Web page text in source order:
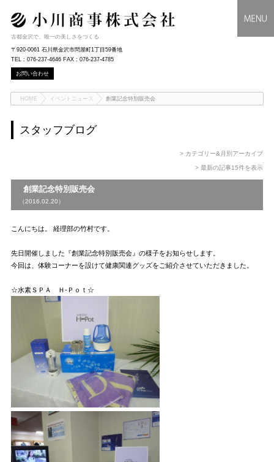
古都金沢で、唯一の美しさをつくる
〒920-0061 石川県金沢市問屋町1丁目59番地
TEL : 076-237-4646 FAX : 076-237-4785
お問い合わせ
HOME イベントニュース 創業記念特別販売会
スタッフブログ
> カテゴリー&月別アーカイブ
> 最新の記事15件を表示
創業記念特別販売会
（2016.02.20）
こんにちは。 経理部の竹村です。
先日開催しました『創業記念特別販売会』の様子をお知らせします。
今回は、体験コーナーを設けて健康関連グッズをご紹介させていただきました。
☆水素ＳＰＡ Ｈ-Ｐｏｔ☆